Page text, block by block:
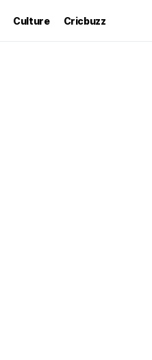
Culture Cricbuzz